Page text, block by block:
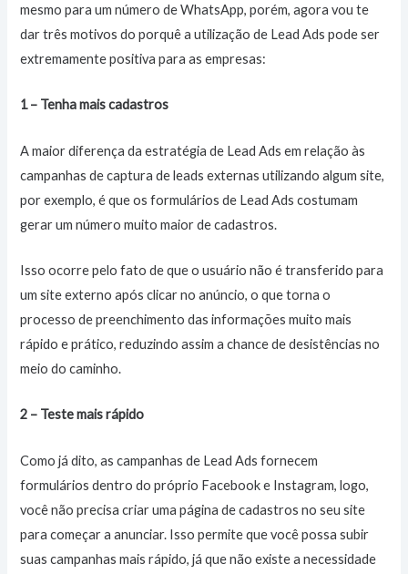
mesmo para um número de WhatsApp, porém, agora vou te
dar três motivos do porquê a utilização de Lead Ads pode ser
extremamente positiva para as empresas:
1 – Tenha mais cadastros
A maior diferença da estratégia de Lead Ads em relação às
campanhas de captura de leads externas utilizando algum site,
por exemplo, é que os formulários de Lead Ads costumam
gerar um número muito maior de cadastros.
Isso ocorre pelo fato de que o usuário não é transferido para
um site externo após clicar no anúncio, o que torna o
processo de preenchimento das informações muito mais
rápido e prático, reduzindo assim a chance de desistências no
meio do caminho.
2 – Teste mais rápido
Como já dito, as campanhas de Lead Ads fornecem
formulários dentro do próprio Facebook e Instagram, logo,
você não precisa criar uma página de cadastros no seu site
para começar a anunciar. Isso permite que você possa subir
suas campanhas mais rápido, já que não existe a necessidade